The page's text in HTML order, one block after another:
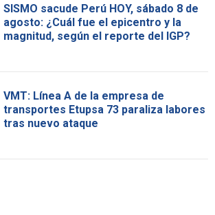
SISMO sacude Perú HOY, sábado 8 de
agosto: ¿Cuál fue el epicentro y la
magnitud, según el reporte del IGP?
VMT: Línea A de la empresa de
transportes Etupsa 73 paraliza labores
tras nuevo ataque